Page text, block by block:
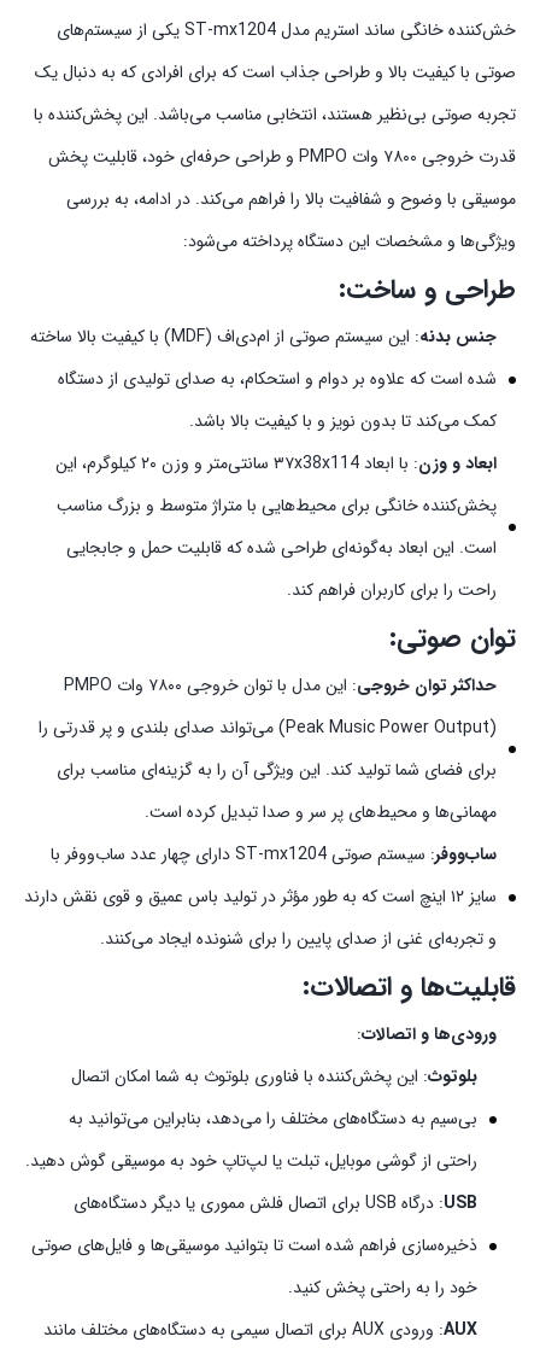
خش‌کننده خانگی ساند استریم مدل ST-mx1204 یکی از سیستم‌های
صوتی با کیفیت بالا و طراحی جذاب است که برای افرادی که به دنبال یک
تجربه صوتی بی‌نظیر هستند، انتخابی مناسب می‌باشد. این پخش‌کننده با
قدرت خروجی ۷۸۰۰ وات PMPO و طراحی حرفه‌ای خود، قابلیت پخش
موسیقی با وضوح و شفافیت بالا را فراهم می‌کند. در ادامه، به بررسی
ویژگی‌ها و مشخصات این دستگاه پرداخته می‌شود:
طراحی و ساخت:
جنس بدنه
: این سیستم صوتی از ام‌دی‌اف (MDF) با کیفیت بالا ساخته
شده است که علاوه بر دوام و استحکام، به صدای تولیدی از دستگاه
کمک می‌کند تا بدون نویز و با کیفیت بالا باشد.
ابعاد و وزن
: با ابعاد ۳۷x38x114 سانتی‌متر و وزن ۲۰ کیلوگرم، این
پخش‌کننده خانگی برای محیط‌هایی با متراژ متوسط و بزرگ مناسب
است. این ابعاد به‌گونه‌ای طراحی شده که قابلیت حمل و جابجایی
راحت را برای کاربران فراهم کند.
توان صوتی:
حداکثر توان خروجی
: این مدل با توان خروجی ۷۸۰۰ وات PMPO
(Peak Music Power Output) می‌تواند صدای بلندی و پر قدرتی را
برای فضای شما تولید کند. این ویژگی آن را به گزینه‌ای مناسب برای
مهمانی‌ها و محیط‌های پر سر و صدا تبدیل کرده است.
ساب‌ووفر
: سیستم صوتی ST-mx1204 دارای چهار عدد ساب‌ووفر با
سایز ۱۲ اینچ است که به طور مؤثر در تولید باس عمیق و قوی نقش دارند
و تجربه‌ای غنی از صدای پایین را برای شنونده ایجاد می‌کنند.
قابلیت‌ها و اتصالات:
ورودی‌ها و اتصالات:
بلوتوث: این پخش‌کننده با فناوری بلوتوث به شما امکان اتصال
بی‌سیم به دستگاه‌های مختلف را می‌دهد، بنابراین می‌توانید به
راحتی از گوشی موبایل، تبلت یا لپ‌تاپ خود به موسیقی گوش دهید.
USB
: درگاه USB برای اتصال فلش مموری یا دیگر دستگاه‌های
ذخیره‌سازی فراهم شده است تا بتوانید موسیقی‌ها و فایل‌های صوتی
خود را به راحتی پخش کنید.
AUX
: ورودی AUX برای اتصال سیمی به دستگاه‌های مختلف مانند